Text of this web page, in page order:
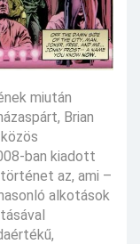
miután
Brian
ban kiadott
az, ami –
alkotások